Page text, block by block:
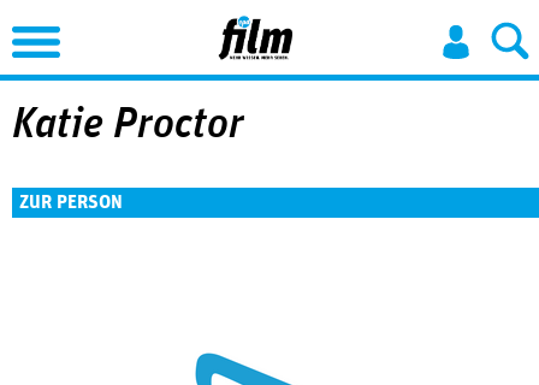
Jump to Navigation
Katie Proctor
ZUR PERSON